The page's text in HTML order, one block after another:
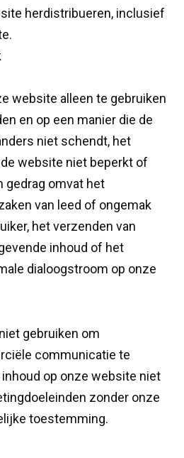
herdistribueren, inclusief
website alleen te gebruiken
en op een manier die de
niet schendt, het
website niet beperkt of
gedrag omvat het
van leed of ongemak
het verzenden van
inhoud of het
dialoogstroom op onze
gebruiken om
communicatie te
op onze website niet
zonder onze
toestemming.